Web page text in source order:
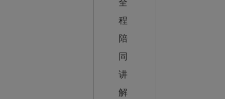
程
陪
同
讲
解